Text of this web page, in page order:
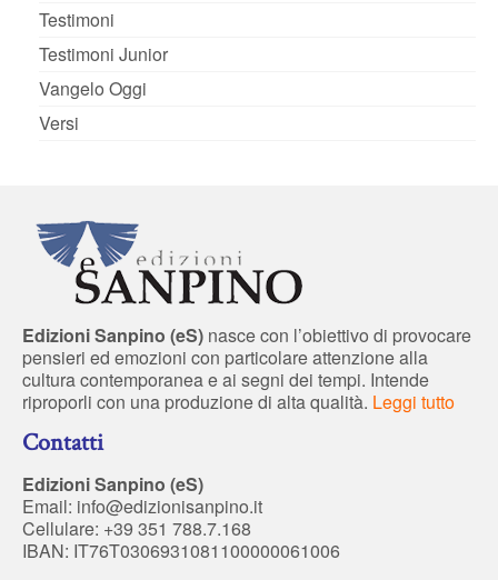
Testimoni
Testimoni Junior
Vangelo Oggi
Versi
Edizioni Sanpino (eS) nasce con l’obiettivo di provocare
pensieri ed emozioni con particolare attenzione alla
cultura contemporanea e ai segni dei tempi. Intende
riproporli con una produzione di alta qualità. Leggi tutto
Contatti
Edizioni Sanpino (eS)
Email: info@edizionisanpino.it
Cellulare: +39 351 788.7.168
IBAN: IT76T0306931081100000061006